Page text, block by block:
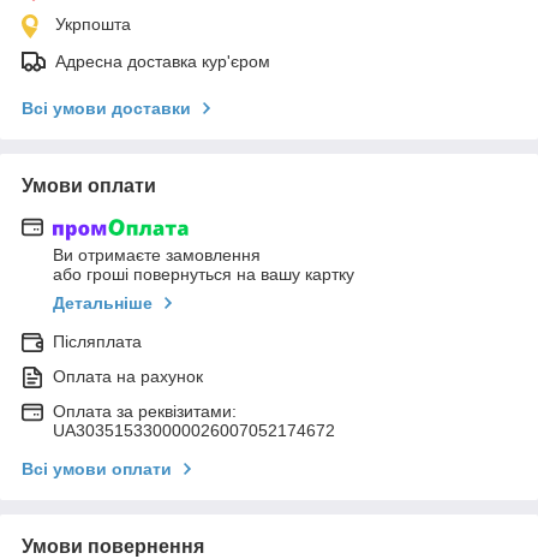
Укрпошта
Адресна доставка кур'єром
Всі умови доставки
Умови оплати
Ви отримаєте замовлення
або гроші повернуться на вашу картку
Детальніше
Післяплата
Оплата на рахунок
Оплата за реквізитами:
UA303515330000026007052174672
Всі умови оплати
Умови повернення